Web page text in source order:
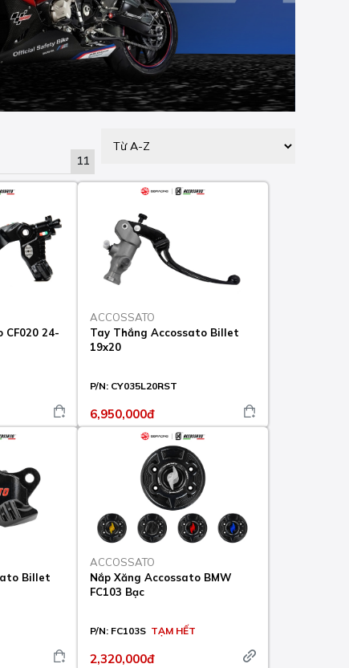
11
CF020 24-
ACCOSSATO
Tay Thắng Accossato Billet
19x20
P/N: CY035L20RST
6,950,000đ
Billet
ACCOSSATO
Nắp Xăng Accossato BMW
FC103 Bạc
P/N: FC103S TẠM HẾT
2,320,000đ